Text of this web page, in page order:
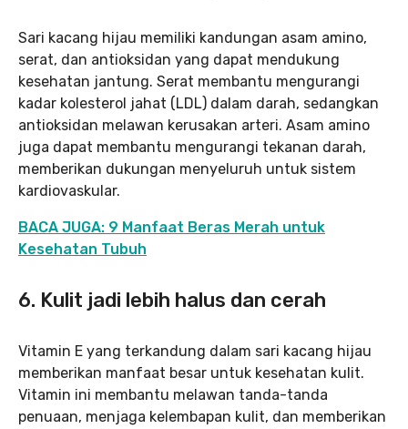
Sari kacang hijau memiliki kandungan asam amino,
serat, dan antioksidan yang dapat mendukung
kesehatan jantung. Serat membantu mengurangi
kadar kolesterol jahat (LDL) dalam darah, sedangkan
antioksidan melawan kerusakan arteri. Asam amino
juga dapat membantu mengurangi tekanan darah,
memberikan dukungan menyeluruh untuk sistem
kardiovaskular.
BACA JUGA: 9 Manfaat Beras Merah untuk
Kesehatan Tubuh
6. Kulit jadi lebih halus dan cerah
Vitamin E yang terkandung dalam sari kacang hijau
memberikan manfaat besar untuk kesehatan kulit.
Vitamin ini membantu melawan tanda-tanda
penuaan, menjaga kelembapan kulit, dan memberikan